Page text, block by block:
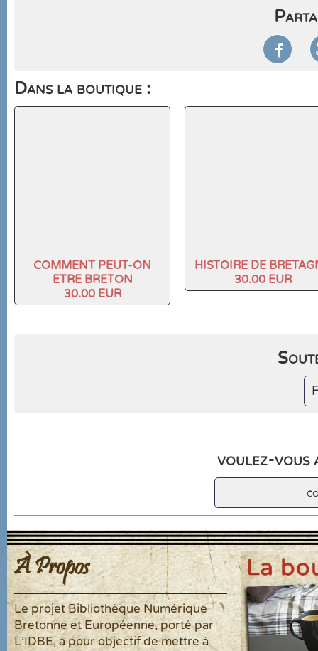

Dans la boutique :
COMMENT PEUT-ON
ETRE BRETON
30.00 EUR
HISTOIRE DE
30.00 EUR
voulez-vous
À Propos
Le projet Bibliothèque Numérique
Bretonne et Européenne, porté par
L'IDBE, a pour objectif de mettre à